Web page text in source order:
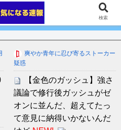
爽やか青年に忍び寄るストーカー
疑惑
【金色のガッシュ】強さ
議論で修行後ガッシュがゼ
オンに並んだ、超えてたっ
て意見に納得いかないんだ
検索